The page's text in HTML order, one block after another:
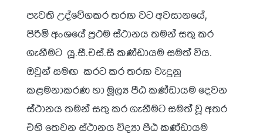
පැවති උද්වේගකර තරඟ වට අවසානයේ,
පිරිමි අංශයේ ප්‍රථම ස්ථානය තමන් සතු කර
ගැනීමට යූ.සී.එස්.සී කණ්ඩායම සමත් විය.
ඔවුන් සමඟ කරට කර තරඟ වැදුනු
කළමනාකරණ හා මූල්‍ය පීඨ කණ්ඩායම දෙවන
ස්ථානය තමන් සතු කර ගැනීමට සමත් වූ අතර
එහි තෙවන ස්ථානය විද්‍යා පීඨ කණ්ඩායම